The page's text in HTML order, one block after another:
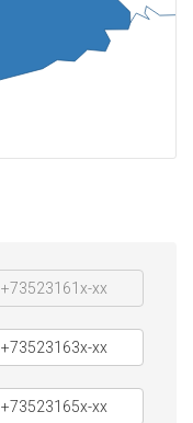
+73523161x-xx
+73523163x-xx
+73523165x-xx